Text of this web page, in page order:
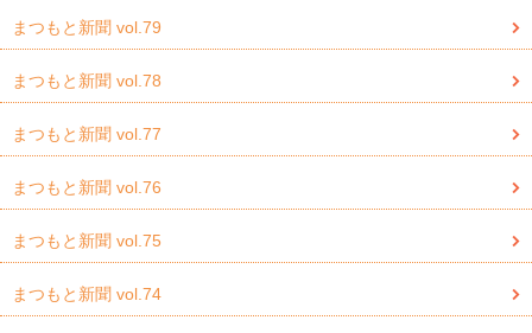
まつもと新聞 vol.79
まつもと新聞 vol.78
まつもと新聞 vol.77
まつもと新聞 vol.76
まつもと新聞 vol.75
まつもと新聞 vol.74